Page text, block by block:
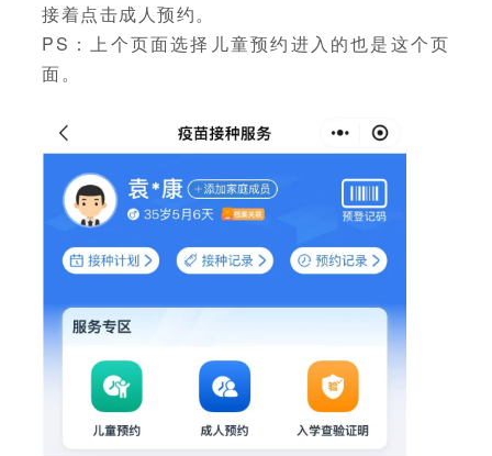
接着点击成人预约。
PS：上个页面选择儿童预约进入的也是这个页
面。